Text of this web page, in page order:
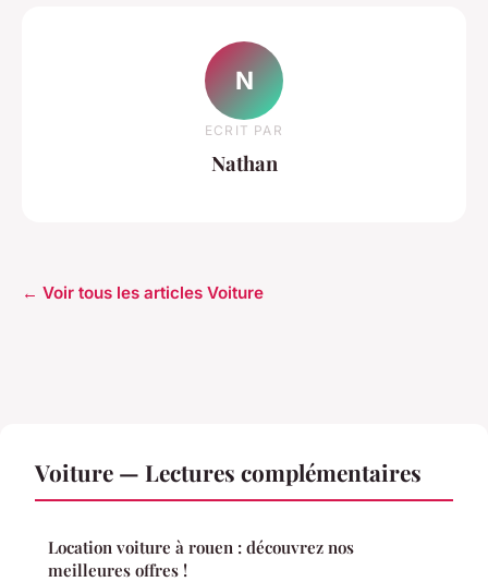
N
ECRIT PAR
Nathan
← Voir tous les articles Voiture
Voiture — Lectures complémentaires
Location voiture à rouen : découvrez nos
meilleures offres !